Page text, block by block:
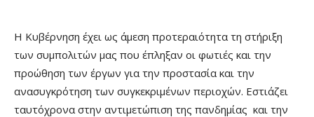
Η Κυβέρνηση έχει ως άμεση προτεραιότητα τη στήριξη
των συμπολιτών μας που έπληξαν οι φωτιές και την
προώθηση των έργων για την προστασία και την
ανασυγκρότηση των συγκεκριμένων περιοχών. Εστιάζει
ταυτόχρονα στην αντιμετώπιση της πανδημίας και την